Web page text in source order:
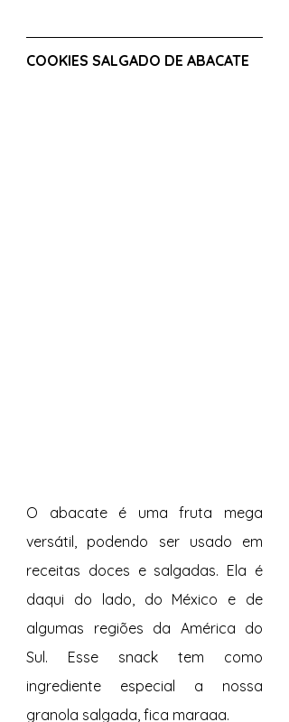
COOKIES SALGADO DE ABACATE
O abacate é uma fruta mega
versátil, podendo ser usado em
receitas doces e salgadas. Ela é
daqui do lado, do México e de
algumas regiões da América do
Sul. Esse snack tem como
ingrediente especial a nossa
granola salgada, fica maraaa.